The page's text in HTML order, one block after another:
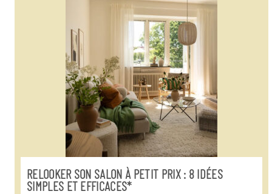
RELOOKER SON SALON À PETIT PRIX : 8 IDÉES
SIMPLES ET EFFICACES*